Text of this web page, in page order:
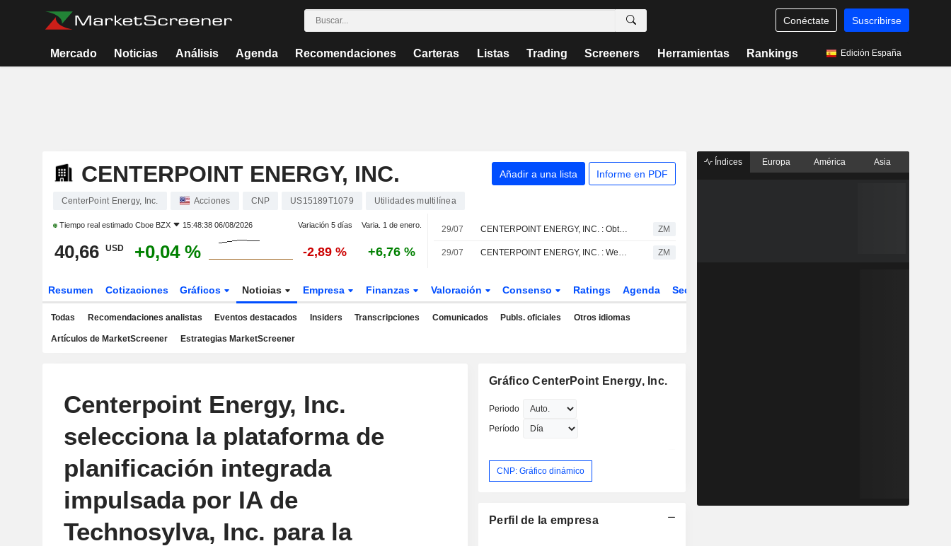
Conéctate Suscribirse
Mercado Noticias Análisis Agenda Recomendaciones Carteras Listas Trading Screeners Herramientas Rankings Edición España
CENTERPOINT ENERGY, INC. Añadir a una lista Informe en PDF
CenterPoint Energy, Inc. Acciones CNP US15189T1079 Utilidades multilínea
Tiempo real estimado Cboe BZX 15:48:38 06/08/2026 Variación 5 días Varia. 1 de enero.
40,66 USD +0,04 % -2,89 % +6,76 %
29/07 CENTERPOINT ENERGY, INC. : Obtiene una recomendación de compra de BMO Capital ZM
29/07 CENTERPOINT ENERGY, INC. : Wells Fargo Securities mantiene su recomendación de compra ZM
Resumen Cotizaciones Gráficos Noticias Empresa Finanzas Valoración Consenso Ratings Agenda Sector
Todas Recomendaciones analistas Eventos destacados Insiders Transcripciones Comunicados Publs. oficiales Otros idiomas
Artículos de MarketScreener Estrategias MarketScreener
Centerpoint Energy, Inc.
selecciona la plataforma de
planificación integrada
impulsada por IA de
Technosylva, Inc. para la
Gráfico CenterPoint Energy, Inc.
Periodo
Período
CNP: Gráfico dinámico
Perfil de la empresa
Índices Europa América Asia